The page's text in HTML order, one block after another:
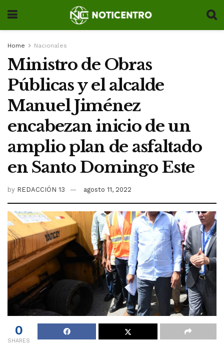
Home Nacionales
Ministro de Obras
Públicas y el alcalde
Manuel Jiménez
encabezan inicio de un
amplio plan de asfaltado
en Santo Domingo Este
by REDACCIÓN 13 agosto 11, 2022
0
SHARES